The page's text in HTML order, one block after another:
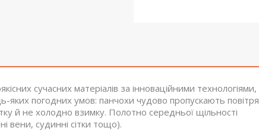
сучасних матеріалів за інноваційними технологіями,
погодних умов: панчохи чудово пропускають повітря
й не холодно взимку. Полотно середньої щільності
вени, судинні сітки тощо).